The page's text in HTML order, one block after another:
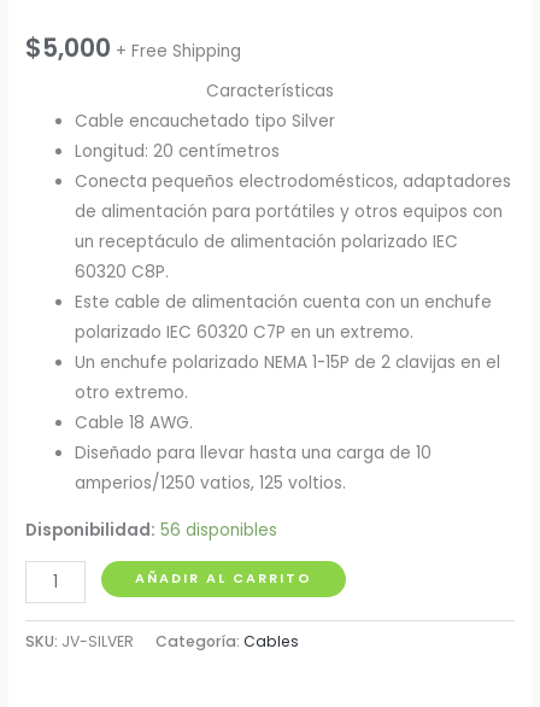
$5,000 + Free Shipping
Características
Cable encauchetado tipo Silver
Longitud: 20 centímetros
Conecta pequeños electrodomésticos, adaptadores
de alimentación para portátiles y otros equipos con
un receptáculo de alimentación polarizado IEC
60320 C8P.
Este cable de alimentación cuenta con un enchufe
polarizado IEC 60320 C7P en un extremo.
Un enchufe polarizado NEMA 1-15P de 2 clavijas en el
otro extremo.
Cable 18 AWG.
Diseñado para llevar hasta una carga de 10
amperios/1250 vatios, 125 voltios.
Disponibilidad: 56 disponibles
Extensión
de
Grabadora
AÑADIR AL CARRITO
SKU: JV-SILVER Categoría:Cables